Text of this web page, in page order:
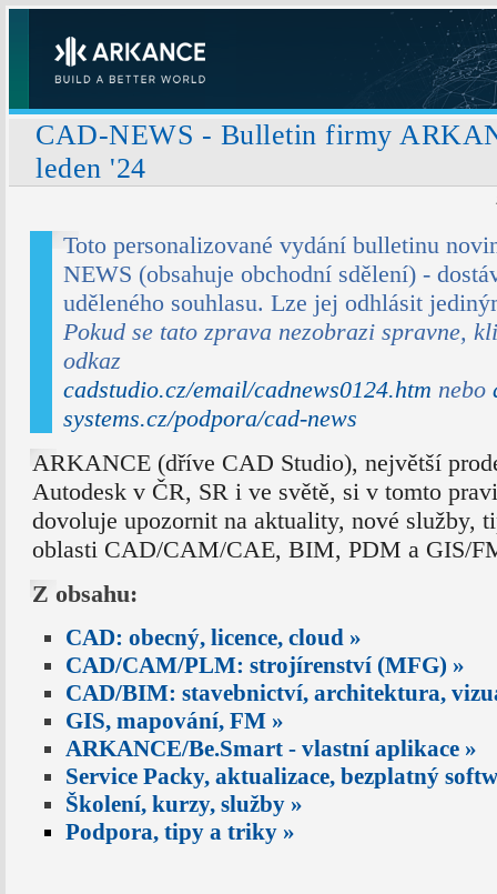
CAD-NEWS - Bulletin firmy
leden '24
Toto personalizované vydání bulletinu
NEWS (obsahuje obchodní sdělení) -
uděleného souhlasu. Lze jej odhlásit
Pokud se tato zprava nezobrazi spravne,
odkaz
cadstudio.cz/email/cadnews0124.htm nebo
systems.cz/podpora/cad-news
ARKANCE (dříve CAD Studio), největší
Autodesk v ČR, SR i ve světě, si v tomto
dovoluje upozornit na aktuality, nové služby,
oblasti CAD/CAM/CAE, BIM, PDM a GIS/
Z obsahu:
CAD: obecný, licence, cloud »
CAD/CAM/PLM: strojírenství (MFG) »
CAD/BIM: stavebnictví, architektura,
GIS, mapování, FM »
ARKANCE/Be.Smart - vlastní aplikace »
Service Packy, aktualizace, bezplatný
Školení, kurzy, služby »
Podpora, tipy a triky »